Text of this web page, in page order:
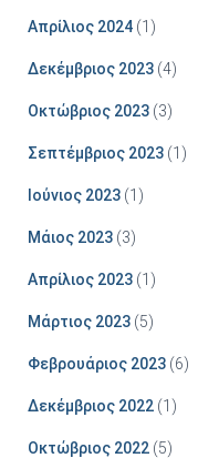
Απρίλιος 2024 (1)
Δεκέμβριος 2023 (4)
Οκτώβριος 2023 (3)
Σεπτέμβριος 2023 (1)
Ιούνιος 2023 (1)
Μάιος 2023 (3)
Απρίλιος 2023 (1)
Μάρτιος 2023 (5)
Φεβρουάριος 2023 (6)
Δεκέμβριος 2022 (1)
Οκτώβριος 2022 (5)